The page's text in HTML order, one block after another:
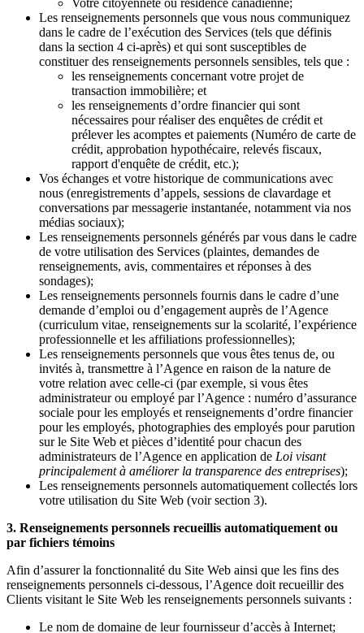
Les renseignements personnels que vous nous communiquez
dans le cadre de l’exécution des Services (tels que définis
dans la section 4 ci-après) et qui sont susceptibles de
constituer des renseignements personnels sensibles, tels que :
les renseignements concernant votre projet de
transaction immobilière; et
les renseignements d’ordre financier qui sont
nécessaires pour réaliser des enquêtes de crédit et
prélever les acomptes et paiements (Numéro de carte de
crédit, approbation hypothécaire, relevés fiscaux,
rapport d'enquête de crédit, etc.);
Vos échanges et votre historique de communications avec
nous (enregistrements d’appels, sessions de clavardage et
conversations par messagerie instantanée, notamment via nos
médias sociaux);
Les renseignements personnels générés par vous dans le cadre
de votre utilisation des Services (plaintes, demandes de
renseignements, avis, commentaires et réponses à des
sondages);
Les renseignements personnels fournis dans le cadre d’une
demande d’emploi ou d’engagement auprès de l’Agence
(curriculum vitae, renseignements sur la scolarité, l’expérience
professionnelle et les affiliations professionnelles);
Les renseignements personnels que vous êtes tenus de, ou
invités à, transmettre à l’Agence en raison de la nature de
votre relation avec celle-ci (par exemple, si vous êtes
administrateur ou employé par l’Agence : numéro d’assurance
sociale pour les employés et renseignements d’ordre financier
pour les employés, photographies des employés pour parution
sur le Site Web et pièces d’identité pour chacun des
administrateurs de l’Agence en application de Loi visant
principalement à améliorer la transparence des entreprises);
Les renseignements personnels automatiquement collectés lors
votre utilisation du Site Web (voir section 3).
3. Renseignements personnels recueillis automatiquement ou
par fichiers témoins
Afin d’assurer la fonctionnalité du Site Web ainsi que les fins des
renseignements personnels ci-dessous, l’Agence doit recueillir des
Clients visitant le Site Web les renseignements personnels suivants :
Le nom de domaine de leur fournisseur d’accès à Internet;